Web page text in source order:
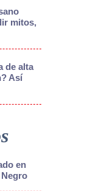
mitos,
de alta
Así
en